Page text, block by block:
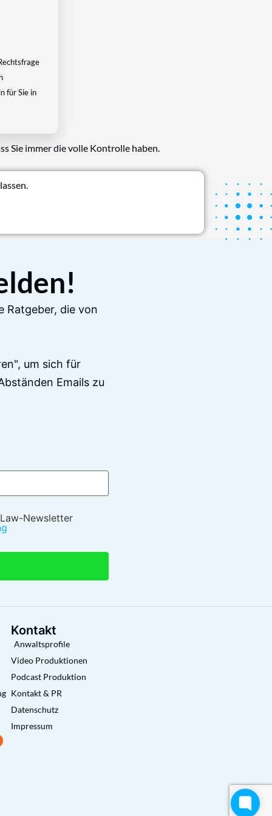
für Sie in
Sie immer die volle Kontrolle haben.
Ratgeber, die von
um sich für
Emails zu
Newsletter
Kontakt
Anwaltsprofile
Video Produktionen
Podcast Produktion
Kontakt & PR
Datenschutz
Impressum